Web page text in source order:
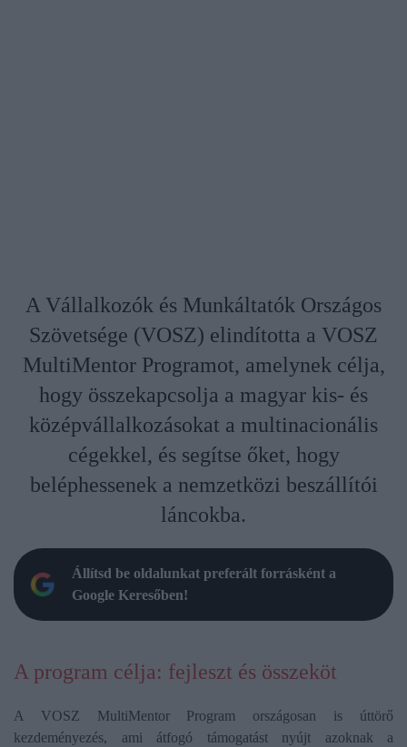
A Vállalkozók és Munkáltatók Országos
Szövetsége (VOSZ) elindította a VOSZ
MultiMentor Programot, amelynek célja,
hogy összekapcsolja a magyar kis- és
középvállalkozásokat a multinacionális
cégekkel, és segítse őket, hogy
beléphessenek a nemzetközi beszállítói
láncokba.
Állítsd be oldalunkat preferált forrásként a
Google Keresőben!
A program célja: fejleszt és összeköt
A VOSZ MultiMentor Program országosan is úttörő
kezdeményezés, ami átfogó támogatást nyújt azoknak a